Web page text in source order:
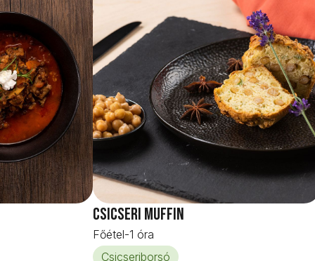
Csicseri muffin
Főétel-1 óra
Csicseriborsó